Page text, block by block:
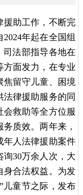
援助工作，不断完
年起在全国组
司法部指导各地在
方面发力，在专业
焦留守儿童、困境
法律援助服务的同
会救助等全方位服
质效。两年来，
年人法律援助案件
30万余人次，大
身合法权益。为发
儿童节之际，发布